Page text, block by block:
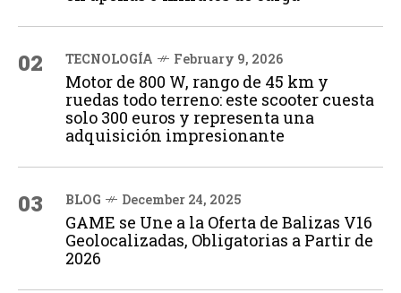
02 TECNOLOGÍA February 9, 2026
Motor de 800 W, rango de 45 km y
ruedas todo terreno: este scooter cuesta
solo 300 euros y representa una
adquisición impresionante
03 BLOG December 24, 2025
GAME se Une a la Oferta de Balizas V16
Geolocalizadas, Obligatorias a Partir de
2026